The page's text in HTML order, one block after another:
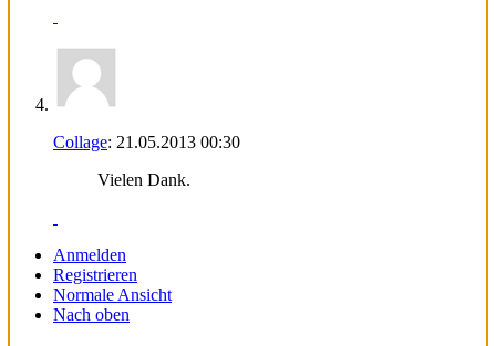
Collage: 21.05.2013 00:30
Vielen Dank.
Anmelden
Registrieren
Normale Ansicht
Nach oben